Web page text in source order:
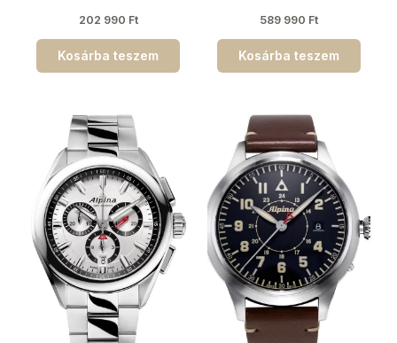
202 990 Ft
Kosárba teszem
589 990 Ft
Kosárba teszem